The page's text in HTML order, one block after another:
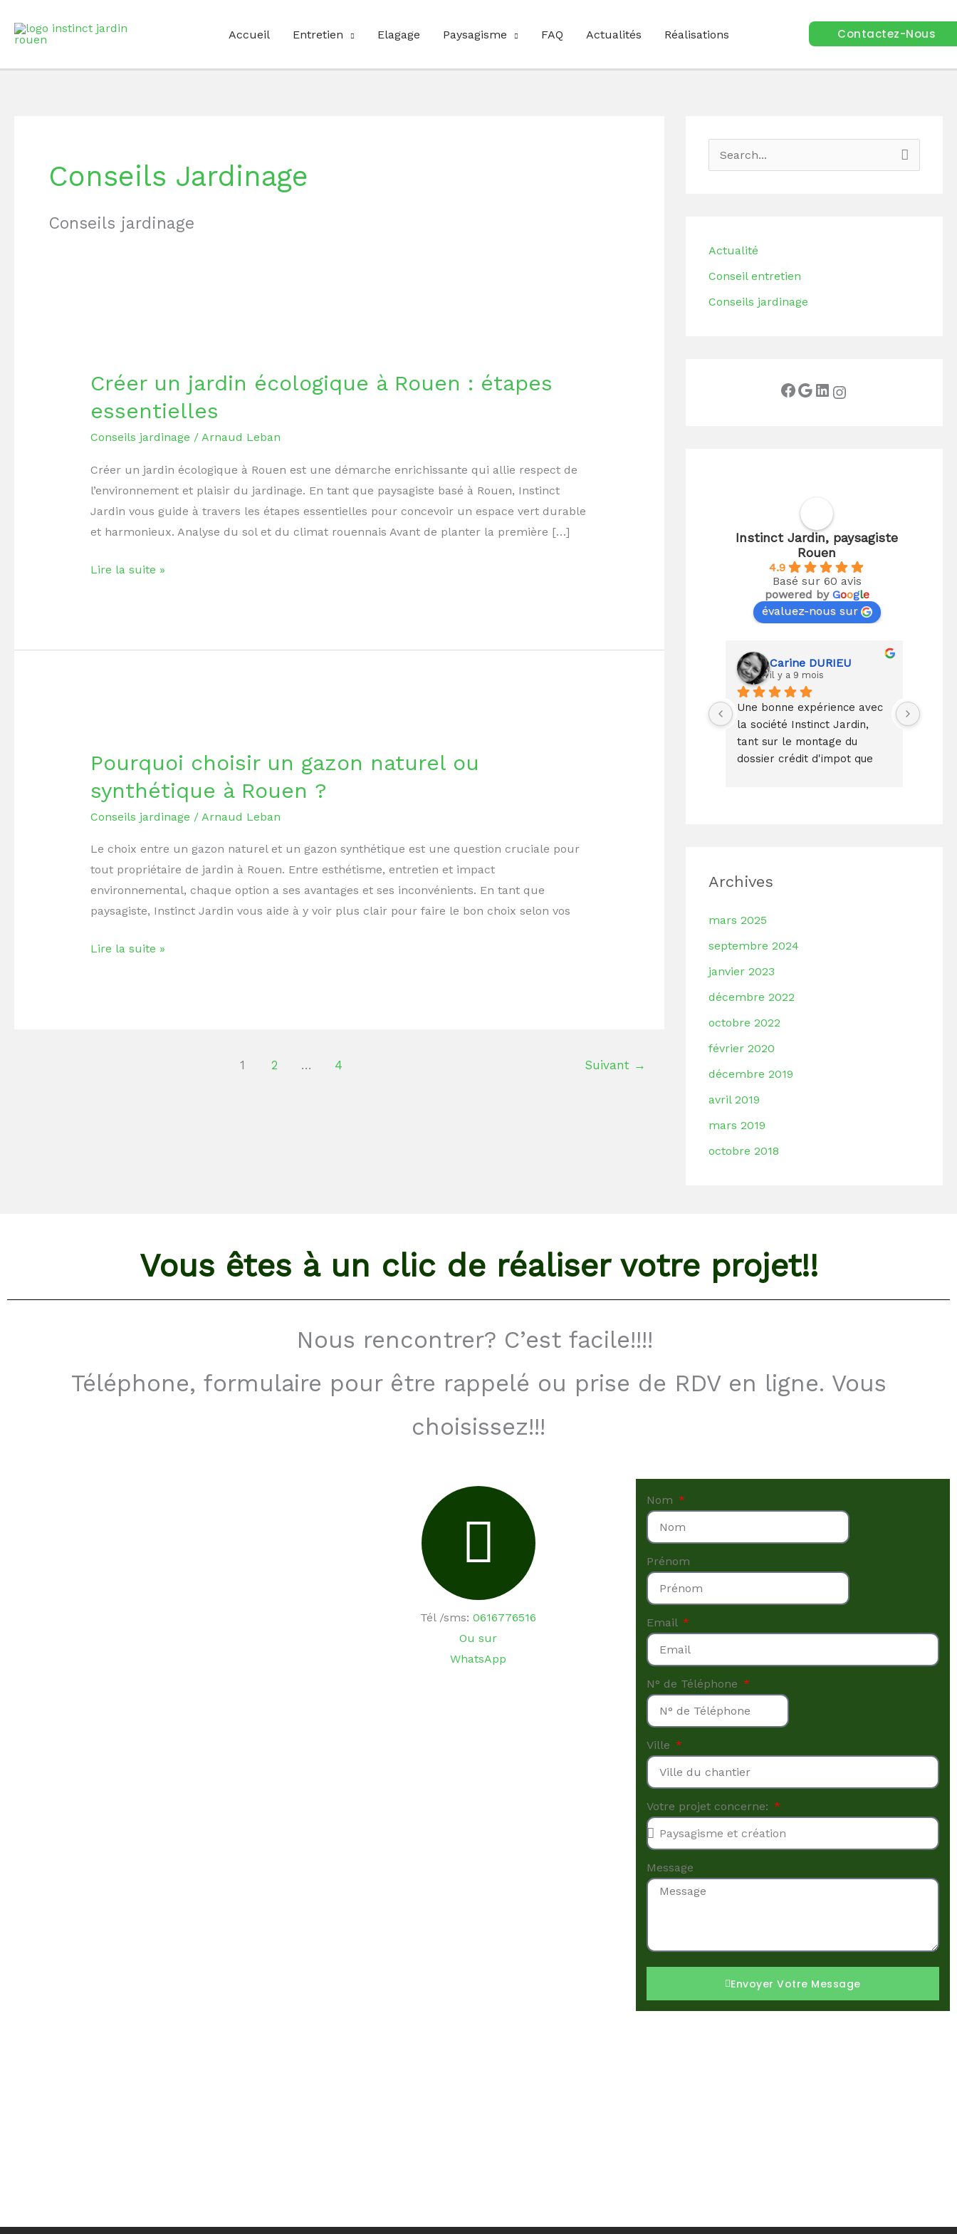
Accueil Entretien Elagage Paysagisme FAQ Actualités Réalisations Contactez-Nous
Conseils Jardinage
Conseils jardinage
Créer un jardin écologique à Rouen : étapes
essentielles
Conseils jardinage / Arnaud Leban
Créer un jardin écologique à Rouen est une démarche enrichissante qui allie respect de
l’environnement et plaisir du jardinage. En tant que paysagiste basé à Rouen, Instinct
Jardin vous guide à travers les étapes essentielles pour concevoir un espace vert durable
et harmonieux. Analyse du sol et du climat rouennais Avant de planter la première […]
jardin
Rouen
:
étapes
essentielles
Lire la suite »
Pourquoi choisir un gazon naturel ou
synthétique à Rouen ?
Conseils jardinage / Arnaud Leban
Le choix entre un gazon naturel et un gazon synthétique est une question cruciale pour
tout propriétaire de jardin à Rouen. Entre esthétisme, entretien et impact
environnemental, chaque option a ses avantages et ses inconvénients. En tant que
paysagiste, Instinct Jardin vous aide à y voir plus clair pour faire le bon choix selon vos
un
naturel
ou
synthétique
à
Rouen
?
Lire la suite »
1 2 … 4 Suivant →
e
r
c
Actualité
Conseil entretien
Conseils jardinage
Instinct Jardin, paysagiste
Rouen
4.9
Basé sur 60 avis
powered by Google
évaluez-nous sur
Carine DURIEU
il y a 9 mois
Une bonne expérience avec
la société Instinct Jardin,
tant sur le montage du
dossier crédit d'impot que
Archives
mars 2025
septembre 2024
janvier 2023
décembre 2022
octobre 2022
février 2020
décembre 2019
avril 2019
mars 2019
octobre 2018
Vous êtes à un clic de réaliser votre projet!!
Nous rencontrer? C’est facile!!!!
Téléphone, formulaire pour être rappelé ou prise de RDV en ligne. Vous
choisissez!!!
Tél /sms:0616776516
Ou sur
WhatsApp
Nom
Prénom
Email
N° de Téléphone
Ville
Votre projet concerne:
Message
Envoyer Votre Message